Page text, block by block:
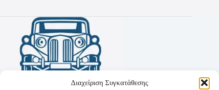
Διαχείριση Συγκατάθεσης